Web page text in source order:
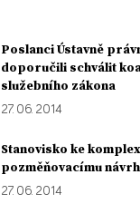
Poslanci Ústavně
doporučili schválit
služebního zákona
27. 06. 2014
Stanovisko ke
pozměňovacímu
27. 06. 2014